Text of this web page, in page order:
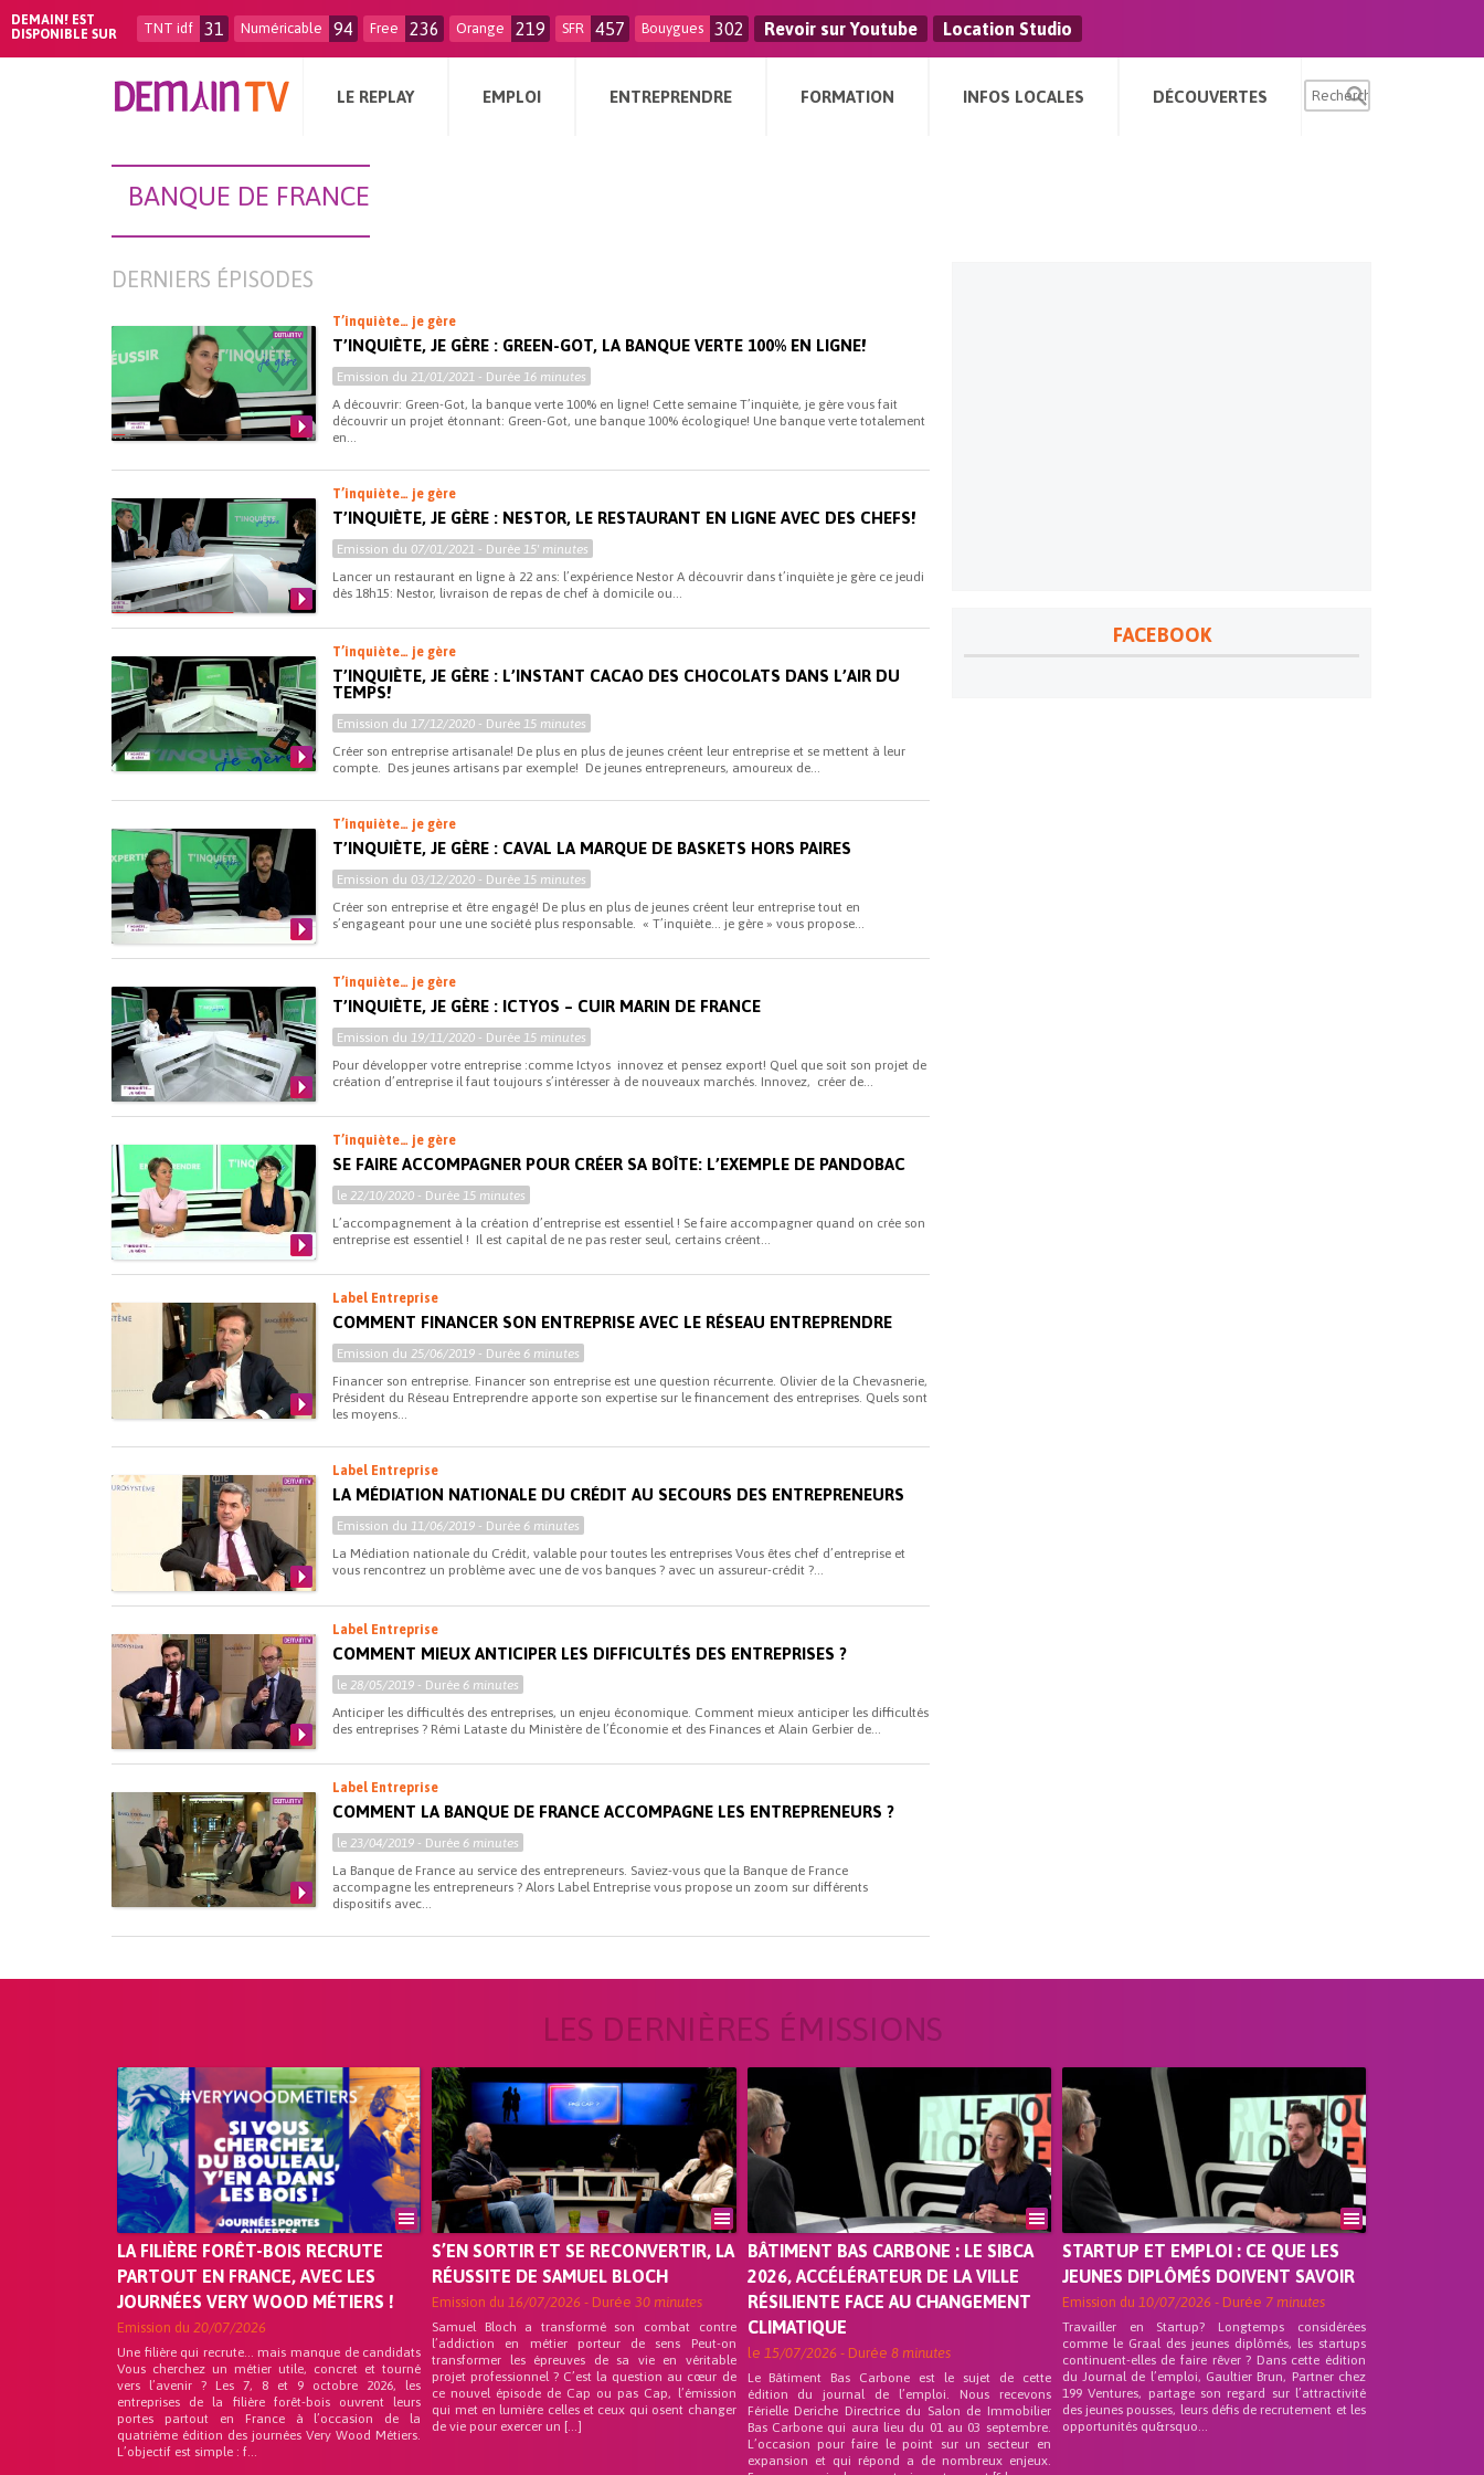
DEMAIN! EST
DISPONIBLE SUR
TNT idf 31 Numéricable 94 Free 236 Orange 219 SFR 457 Bouygues 302 Revoir sur Youtube Location Studio
LE REPLAY EMPLOI ENTREPRENDRE FORMATION INFOS LOCALES DÉCOUVERTES
BANQUE DE FRANCE
DERNIERS ÉPISODES
T’inquiète… je gère
T’INQUIÈTE, JE GÈRE : GREEN-GOT, LA BANQUE VERTE 100% EN LIGNE!
Emission du21/01/2021 - Durée16 minutes
A découvrir: Green-Got, la banque verte 100% en ligne! Cette semaine T’inquiète, je gère vous fait
découvrir un projet étonnant: Green-Got, une banque 100% écologique! Une banque verte totalement
en...
T’inquiète… je gère
T’INQUIÈTE, JE GÈRE : NESTOR, LE RESTAURANT EN LIGNE AVEC DES CHEFS!
Emission du 07/01/2021 - Durée15' minutes
Lancer un restaurant en ligne à 22 ans: l’expérience Nestor A découvrir dans t’inquiète je gère ce jeudi
dès 18h15: Nestor, livraison de repas de chef à domicile ou...
T’inquiète… je gère
T’INQUIÈTE, JE GÈRE : L’INSTANT CACAO DES CHOCOLATS DANS L’AIR DU
TEMPS!
Emission du17/12/2020 - Durée15 minutes
Créer son entreprise artisanale! De plus en plus de jeunes créent leur entreprise et se mettent à leur
compte. Des jeunes artisans par exemple! De jeunes entrepreneurs, amoureux de...
T’inquiète… je gère
T’INQUIÈTE, JE GÈRE : CAVAL LA MARQUE DE BASKETS HORS PAIRES
Emission du 03/12/2020 - Durée15 minutes
Créer son entreprise et être engagé! De plus en plus de jeunes créent leur entreprise tout en
s’engageant pour une une société plus responsable. « T’inquiète… je gère » vous propose...
T’inquiète… je gère
T’INQUIÈTE, JE GÈRE : ICTYOS – CUIR MARIN DE FRANCE
Emission du19/11/2020 - Durée15 minutes
Pour développer votre entreprise :comme Ictyos innovez et pensez export! Quel que soit son projet de
création d’entreprise il faut toujours s’intéresser à de nouveaux marchés. Innovez, créer de...
T’inquiète… je gère
SE FAIRE ACCOMPAGNER POUR CRÉER SA BOÎTE: L’EXEMPLE DE PANDOBAC
le22/10/2020 - Durée15 minutes
L’accompagnement à la création d’entreprise est essentiel ! Se faire accompagner quand on crée son
entreprise est essentiel ! Il est capital de ne pas rester seul, certains créent...
Label Entreprise
COMMENT FINANCER SON ENTREPRISE AVEC LE RÉSEAU ENTREPRENDRE
Emission du25/06/2019 - Durée 6 minutes
Financer son entreprise. Financer son entreprise est une question récurrente. Olivier de la Chevasnerie,
Président du Réseau Entreprendre apporte son expertise sur le financement des entreprises. Quels sont
les moyens...
Label Entreprise
LA MÉDIATION NATIONALE DU CRÉDIT AU SECOURS DES ENTREPRENEURS
Emission du11/06/2019 - Durée 6 minutes
La Médiation nationale du Crédit, valable pour toutes les entreprises Vous êtes chef d’entreprise et
vous rencontrez un problème avec une de vos banques ? avec un assureur-crédit ?...
Label Entreprise
COMMENT MIEUX ANTICIPER LES DIFFICULTÉS DES ENTREPRISES ?
le 28/05/2019 - Durée 6 minutes
Anticiper les difficultés des entreprises, un enjeu économique. Comment mieux anticiper les difficultés
des entreprises ? Rémi Lataste du Ministère de l’Économie et des Finances et Alain Gerbier de...
Label Entreprise
COMMENT LA BANQUE DE FRANCE ACCOMPAGNE LES ENTREPRENEURS ?
le 23/04/2019 - Durée 6 minutes
La Banque de France au service des entrepreneurs. Saviez-vous que la Banque de France
accompagne les entrepreneurs ? Alors Label Entreprise vous propose un zoom sur différents
dispositifs avec...
FACEBOOK
LES DERNIÈRES ÉMISSIONS
LA FILIÈRE FORÊT-BOIS RECRUTE
PARTOUT EN FRANCE, AVEC LES
JOURNÉES VERY WOOD MÉTIERS !
Emission du 20/07/2026
Une filière qui recrute… mais manque de candidats
Vous cherchez un métier utile, concret et tourné
vers l’avenir ? Les 7, 8 et 9 octobre 2026, les
entreprises de la filière forêt-bois ouvrent leurs
portes partout en France à l’occasion de la
quatrième édition des journées Very Wood Métiers.
L’objectif est simple : f...
S’EN SORTIR ET SE RECONVERTIR, LA
RÉUSSITE DE SAMUEL BLOCH
Emission du 16/07/2026 - Durée 30 minutes
Samuel Bloch a transformé son combat contre
l’addiction en métier porteur de sens Peut-on
transformer les épreuves de sa vie en véritable
projet professionnel ? C’est la question au cœur de
ce nouvel épisode de Cap ou pas Cap, l’émission
qui met en lumière celles et ceux qui osent changer
de vie pour exercer un […]
BÂTIMENT BAS CARBONE : LE SIBCA
2026, ACCÉLÉRATEUR DE LA VILLE
RÉSILIENTE FACE AU CHANGEMENT
CLIMATIQUE
le 15/07/2026 - Durée 8 minutes
Le Bâtiment Bas Carbone est le sujet de cette
édition du journal de l’emploi. Nous recevons
Férielle Deriche Directrice du Salon de Immobilier
Bas Carbone qui aura lieu du 01 au 03 septembre.
L’occasion pour faire le point sur un secteur en
expansion et qui répond a de nombreux enjeux.
STARTUP ET EMPLOI : CE QUE LES
JEUNES DIPLÔMÉS DOIVENT SAVOIR
Emission du 10/07/2026 - Durée 7 minutes
Travailler en Startup? Longtemps considérées
comme le Graal des jeunes diplômés, les startups
continuent-elles de faire rêver ? Dans cette édition
du Journal de l’emploi, Gaultier Brun, Partner chez
199 Ventures, partage son regard sur l’attractivité
des jeunes pousses, leurs défis de recrutement et les
opportunités qu&rsquo...